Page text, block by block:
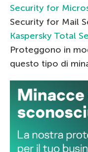
Security for
Security for Mail
Kaspersky Total
Proteggono in
questo tipo di